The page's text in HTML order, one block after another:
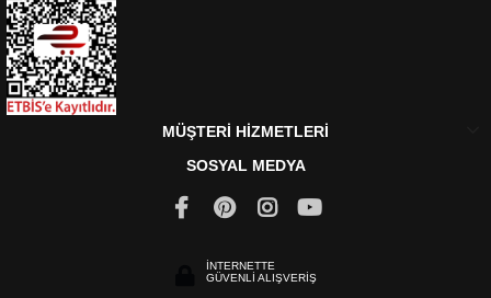
MÜŞTERİ HİZMETLERİ
SOSYAL MEDYA
İNTERNETTE
GÜVENLİ ALIŞVERİŞ